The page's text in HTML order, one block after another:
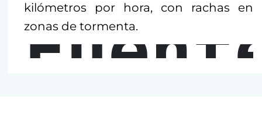
kilómetros por hora, con rachas en
zonas de tormenta.